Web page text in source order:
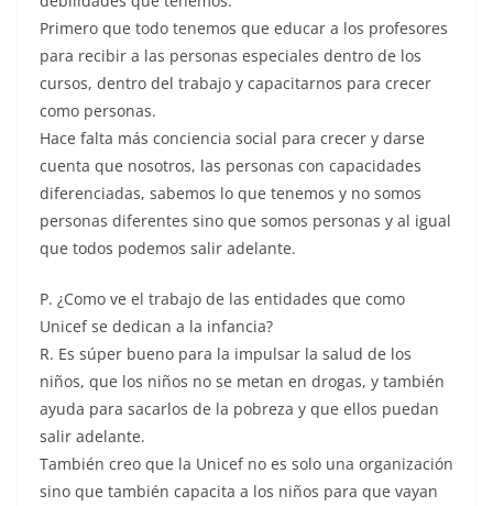
Primero que todo tenemos que educar a los profesores
para recibir a las personas especiales dentro de los
cursos, dentro del trabajo y capacitarnos para crecer
como personas.
Hace falta más conciencia social para crecer y darse
cuenta que nosotros, las personas con capacidades
diferenciadas, sabemos lo que tenemos y no somos
personas diferentes sino que somos personas y al igual
que todos podemos salir adelante.
P. ¿Como ve el trabajo de las entidades que como
Unicef se dedican a la infancia?
R. Es súper bueno para la impulsar la salud de los
niños, que los niños no se metan en drogas, y también
ayuda para sacarlos de la pobreza y que ellos puedan
salir adelante.
También creo que la Unicef no es solo una organización
sino que también capacita a los niños para que vayan